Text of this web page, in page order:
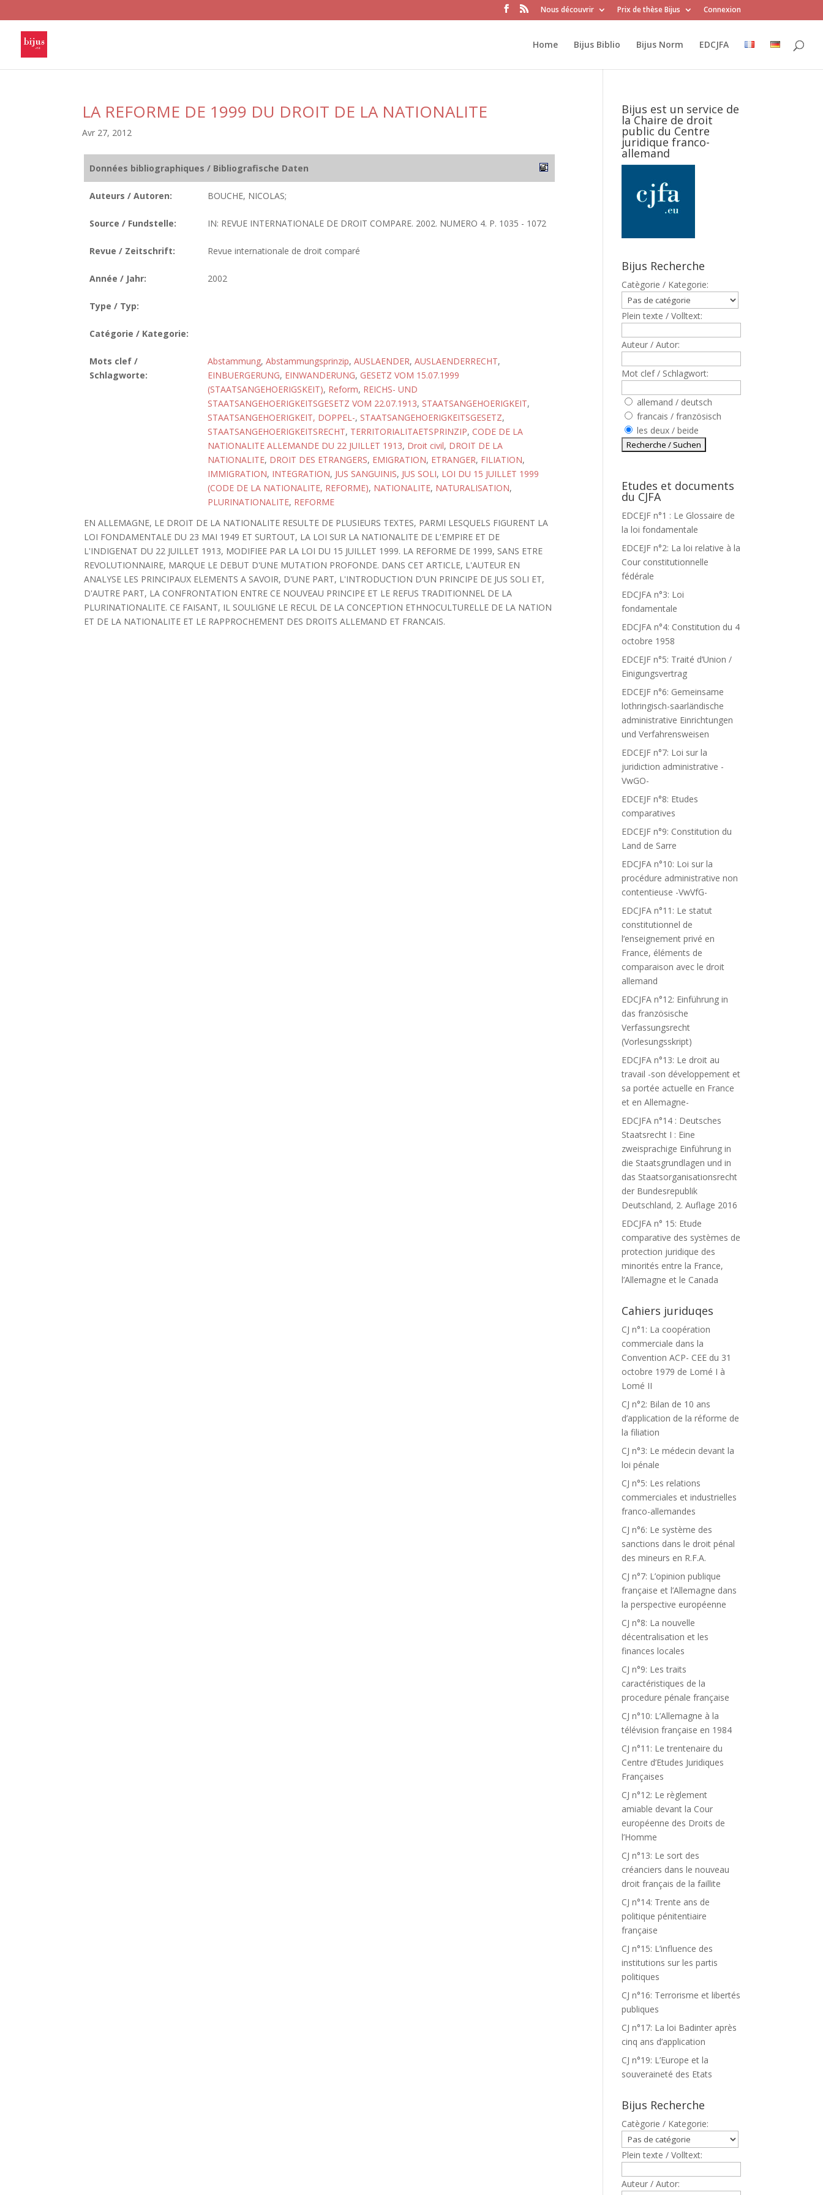
Nous découvrir Prix de thèse Bijus Connexion
Home Bijus Biblio Bijus Norm EDCJFA
LA REFORME DE 1999 DU DROIT DE LA NATIONALITE
Avr 27, 2012
Données bibliographiques / Bibliografische Daten
Auteurs / Autoren: BOUCHE, NICOLAS;
Source / Fundstelle: IN: REVUE INTERNATIONALE DE DROIT COMPARE. 2002. NUMERO 4. P. 1035 - 1072
Revue / Zeitschrift: Revue internationale de droit comparé
Année / Jahr: 2002
Type / Typ:
Catégorie / Kategorie:
Mots clef /
Schlagworte:
Abstammung, Abstammungsprinzip, AUSLAENDER, AUSLAENDERRECHT,
EINBUERGERUNG, EINWANDERUNG, GESETZ VOM 15.07.1999
(STAATSANGEHOERIGSKEIT), Reform, REICHS- UND
STAATSANGEHOERIGKEITSGESETZ VOM 22.07.1913, STAATSANGEHOERIGKEIT,
STAATSANGEHOERIGKEIT, DOPPEL-, STAATSANGEHOERIGKEITSGESETZ,
STAATSANGEHOERIGKEITSRECHT, TERRITORIALITAETSPRINZIP, CODE DE LA
NATIONALITE ALLEMANDE DU 22 JUILLET 1913, Droit civil, DROIT DE LA
NATIONALITE, DROIT DES ETRANGERS, EMIGRATION, ETRANGER, FILIATION,
IMMIGRATION, INTEGRATION, JUS SANGUINIS, JUS SOLI, LOI DU 15 JUILLET 1999
(CODE DE LA NATIONALITE, REFORME), NATIONALITE, NATURALISATION,
PLURINATIONALITE, REFORME
EN ALLEMAGNE, LE DROIT DE LA NATIONALITE RESULTE DE PLUSIEURS TEXTES, PARMI LESQUELS FIGURENT LA
LOI FONDAMENTALE DU 23 MAI 1949 ET SURTOUT, LA LOI SUR LA NATIONALITE DE L'EMPIRE ET DE
L'INDIGENAT DU 22 JUILLET 1913, MODIFIEE PAR LA LOI DU 15 JUILLET 1999. LA REFORME DE 1999, SANS ETRE
REVOLUTIONNAIRE, MARQUE LE DEBUT D'UNE MUTATION PROFONDE. DANS CET ARTICLE, L'AUTEUR EN
ANALYSE LES PRINCIPAUX ELEMENTS A SAVOIR, D'UNE PART, L'INTRODUCTION D'UN PRINCIPE DE JUS SOLI ET,
D'AUTRE PART, LA CONFRONTATION ENTRE CE NOUVEAU PRINCIPE ET LE REFUS TRADITIONNEL DE LA
PLURINATIONALITE. CE FAISANT, IL SOULIGNE LE RECUL DE LA CONCEPTION ETHNOCULTURELLE DE LA NATION
ET DE LA NATIONALITE ET LE RAPPROCHEMENT DES DROITS ALLEMAND ET FRANCAIS.
Bijus est un service de
la Chaire de droit
public du Centre
juridique franco-
allemand
Bijus Recherche
Catègorie / Kategorie:
Plein texte / Volltext:
Auteur / Autor:
Mot clef / Schlagwort:
allemand / deutsch
francais / französisch
les deux / beide
Etudes et documents
du CJFA
EDCEJF n°1 : Le Glossaire de
la loi fondamentale
EDCEJF n°2: La loi relative à la
Cour constitutionnelle
fédérale
EDCJFA n°3: Loi
fondamentale
EDCJFA n°4: Constitution du 4
octobre 1958
EDCEJF n°5: Traité d’Union /
Einigungsvertrag
EDCEJF n°6: Gemeinsame
lothringisch-saarländische
administrative Einrichtungen
und Verfahrensweisen
EDCEJF n°7: Loi sur la
juridiction administrative -
VwGO-
EDCEJF n°8: Etudes
comparatives
EDCEJF n°9: Constitution du
Land de Sarre
EDCJFA n°10: Loi sur la
procédure administrative non
contentieuse -VwVfG-
EDCJFA n°11: Le statut
constitutionnel de
l’enseignement privé en
France, éléments de
comparaison avec le droit
allemand
EDCJFA n°12: Einführung in
das französische
Verfassungsrecht
(Vorlesungsskript)
EDCJFA n°13: Le droit au
travail -son développement et
sa portée actuelle en France
et en Allemagne-
EDCJFA n°14 : Deutsches
Staatsrecht I : Eine
zweisprachige Einführung in
die Staatsgrundlagen und in
das Staatsorganisationsrecht
der Bundesrepublik
Deutschland, 2. Auflage 2016
EDCJFA n° 15: Etude
comparative des systèmes de
protection juridique des
minorités entre la France,
l’Allemagne et le Canada
Cahiers juriduqes
CJ n°1: La coopération
commerciale dans la
Convention ACP- CEE du 31
octobre 1979 de Lomé I à
Lomé II
CJ n°2: Bilan de 10 ans
d’application de la réforme de
la filiation
CJ n°3: Le médecin devant la
loi pénale
CJ n°5: Les relations
commerciales et industrielles
franco-allemandes
CJ n°6: Le système des
sanctions dans le droit pénal
des mineurs en R.F.A.
CJ n°7: L’opinion publique
française et l’Allemagne dans
la perspective européenne
CJ n°8: La nouvelle
décentralisation et les
finances locales
CJ n°9: Les traits
caractéristiques de la
procedure pénale française
CJ n°10: L’Allemagne à la
télévision française en 1984
CJ n°11: Le trentenaire du
Centre d’Etudes Juridiques
Françaises
CJ n°12: Le règlement
amiable devant la Cour
européenne des Droits de
l’Homme
CJ n°13: Le sort des
créanciers dans le nouveau
droit français de la faillite
CJ n°14: Trente ans de
politique pénitentiaire
française
CJ n°15: L’influence des
institutions sur les partis
politiques
CJ n°16: Terrorisme et libertés
publiques
CJ n°17: La loi Badinter après
cinq ans d’application
CJ n°19: L’Europe et la
souveraineté des Etats
Bijus Recherche
Catègorie / Kategorie:
Plein texte / Volltext:
Auteur / Autor: